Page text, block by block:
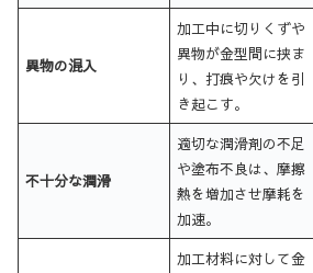
異物の混入
加工中に切りくずや
異物が金型間に挟ま
り、打痕や欠けを引
き起こす。
不十分な潤滑
適切な潤滑剤の不足
や塗布不良は、摩擦
熱を増加させ摩耗を
加速。
加工材料に対して金